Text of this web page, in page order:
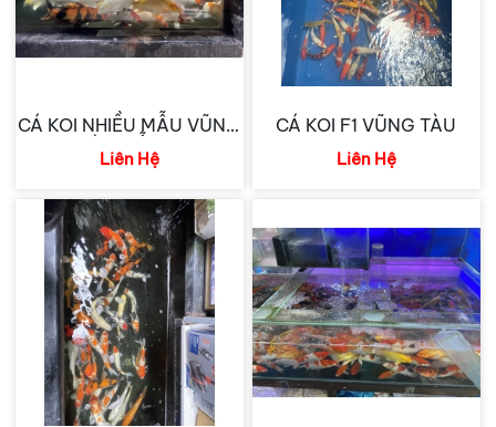
CÁ KOI NHIỀU MẪU VŨNG
TÀU MẪU 2
Liên Hệ
CÁ KOI F1 VŨNG TÀU
Liên Hệ